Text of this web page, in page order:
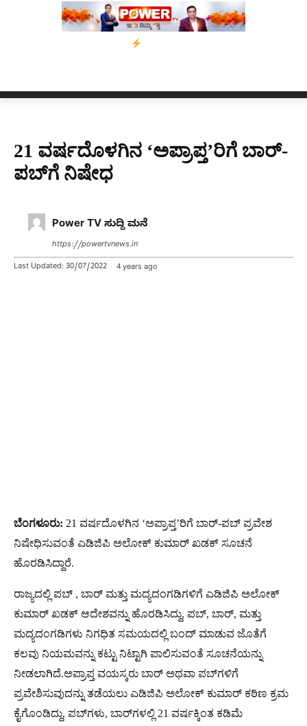
ಬೀರೇನ್ ಸಿಂಗ್ ಅವರ ಆಡಿಯೋ ಕ್ಲಿಪ್ ಅನ್ನು
21 ವರ್ಷದೊಳಗಿನ ‘ಅಪ್ರಾಪ್ತ’ರಿಗೆ ಬಾರ್-
ಪಬ್​ಗೆ ನಿಷೇಧ
Power TV ಸುದ್ದಿ ಮನೆ
https://powertvnews.in
Last Updated: 30/07/2022 4 years ago
ಬೆಂಗಳೂರು: 21 ವರ್ಷದೊಳಗಿನ ‘ಅಪ್ರಾಪ್ತ’ರಿಗೆ ಬಾರ್-ಪಬ್ ಪ್ರವೇಶ
ನಿಷೇಧಿಸುವಂತೆ ಎಡಿಜಿಪಿ ಅಲೋಕ್ ಕುಮಾರ್ ಖಡಕ್ ಸೂಚನೆ
ಹೊರಡಿಸಿದ್ದಾರೆ.
ರಾಜ್ಯದಲ್ಲಿ ಪಬ್ , ಬಾರ್ ಮತ್ತು ಮದ್ಯದಂಗಡಿಗಳಿಗೆ ಎಡಿಜಿಪಿ ಅಲೋಕ್
ಕುಮಾರ್ ಖಡಕ್ ಆದೇಶವನ್ನು ಹೊರಡಿಸಿದ್ದು, ಪಬ್, ಬಾರ್, ಮತ್ತು
ಮದ್ಯದಂಗಡಿಗಳು ನಿಗಧಿತ ಸಮಯದಲ್ಲಿ ಬಂದ್ ಮಾಡುವ ಜೊತೆಗೆ
ಕಲವು ನಿಯಮವನ್ನು ಕಟ್ಟು ನಿಟ್ಟಾಗಿ ಪಾಲಿಸುವಂತೆ ಸೂಚನೆಯನ್ನು
ನೀಡಲಾಗಿದೆ.ಅಪ್ರಾಪ್ತ ವಯಸ್ಕರು ಬಾರ್ ಅಥವಾ ಪಬ್‌ಗಳಿಗೆ
ಪ್ರವೇಶಿಸುವುದನ್ನು ತಡೆಯಲು ಎಡಿಜಿಪಿ ಅಲೋಕ್ ಕುಮಾರ್ ಕಠಿಣ ಕ್ರಮ
ಕೈಗೊಂಡಿದ್ದು, ಪಬ್‌ಗಳು, ಬಾರ್‌ಗಳಲ್ಲಿ 21 ವರ್ಷಕ್ಕಿಂತ ಕಡಿಮೆ